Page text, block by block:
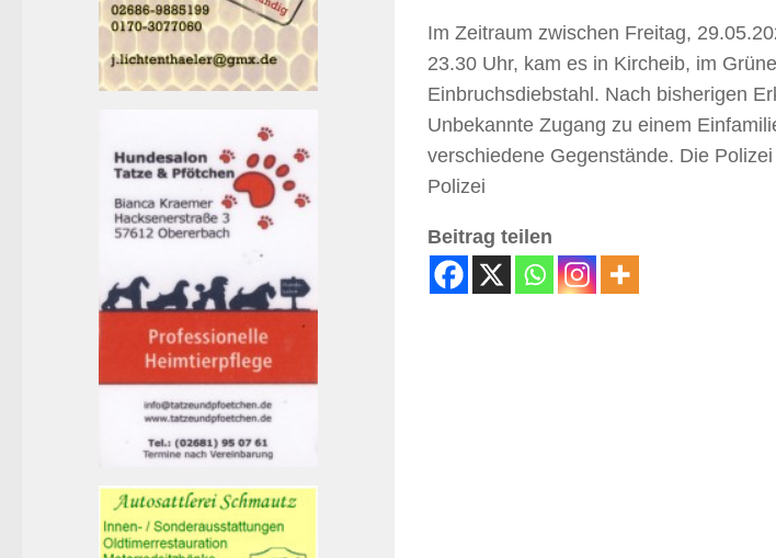
Im Zeitraum zwischen Freitag,
23.30 Uhr, kam es in Kircheib, im
Einbruchsdiebstahl. Nach bisherigen
Unbekannte Zugang zu einem
verschiedene Gegenstände. Die
Polizei
Beitrag teilen